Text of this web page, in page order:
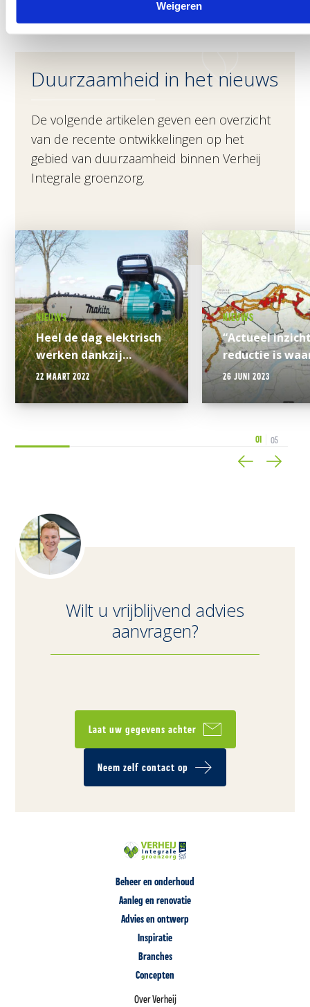
Weigeren
Duurzaamheid in het nieuws
De volgende artikelen geven een overzicht
van de recente ontwikkelingen op het
gebied van duurzaamheid binnen Verheij
Integrale groenzorg.
NIEUWS
Heel de dag elektrisch
werken dankzij
oplader in de bus
22 MAART 2022
NIEUWS
“Actueel
reductie is
26 JUNI 2023
0 0
Wilt u vrijblijvend advies
aanvragen?
Laat uw gegevens achter
Neem zelf contact op
Beheer en onderhoud
Aanleg en renovatie
Advies en ontwerp
Inspiratie
Branches
Concepten
Over Verheij